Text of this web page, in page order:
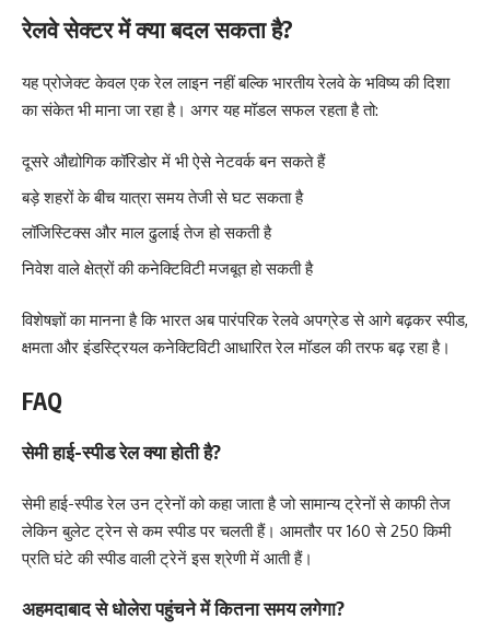
रेलवे सेक्टर में क्या बदल सकता है?
यह प्रोजेक्ट केवल एक रेल लाइन नहीं बल्कि भारतीय रेलवे के भविष्य की दिशा
का संकेत भी माना जा रहा है। अगर यह मॉडल सफल रहता है तो:
दूसरे औद्योगिक कॉरिडोर में भी ऐसे नेटवर्क बन सकते हैं
बड़े शहरों के बीच यात्रा समय तेजी से घट सकता है
लॉजिस्टिक्स और माल ढुलाई तेज हो सकती है
निवेश वाले क्षेत्रों की कनेक्टिविटी मजबूत हो सकती है
विशेषज्ञों का मानना है कि भारत अब पारंपरिक रेलवे अपग्रेड से आगे बढ़कर स्पीड,
क्षमता और इंडस्ट्रियल कनेक्टिविटी आधारित रेल मॉडल की तरफ बढ़ रहा है।
FAQ
सेमी हाई-स्पीड रेल क्या होती है?
सेमी हाई-स्पीड रेल उन ट्रेनों को कहा जाता है जो सामान्य ट्रेनों से काफी तेज
लेकिन बुलेट ट्रेन से कम स्पीड पर चलती हैं। आमतौर पर 160 से 250 किमी
प्रति घंटे की स्पीड वाली ट्रेनें इस श्रेणी में आती हैं।
अहमदाबाद से धोलेरा पहुंचने में कितना समय लगेगा?